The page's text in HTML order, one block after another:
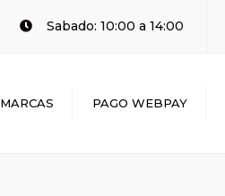
Sabado: 10:00 a 14:00
MARCAS PAGO WEBPAY